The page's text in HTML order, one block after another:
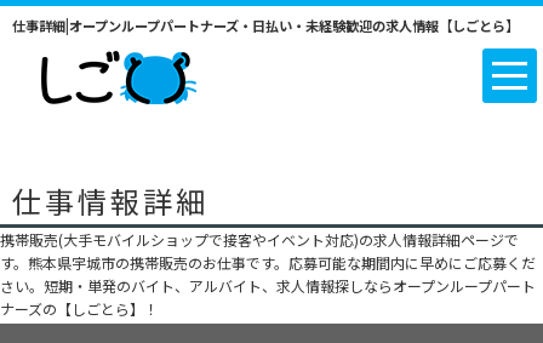
仕事詳細|オープンループパートナーズ・日払い・未経験歓迎の求人情報【しごとら】
仕事情報詳細
携帯販売(大手モバイルショップで接客やイベント対応)の求人情報詳細ページで
す。熊本県宇城市の携帯販売のお仕事です。応募可能な期間内に早めにご応募くだ
さい。短期・単発のバイト、アルバイト、求人情報探しならオープンループパート
ナーズの【しごとら】！